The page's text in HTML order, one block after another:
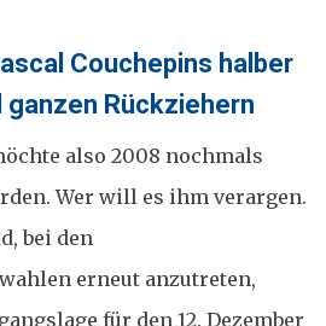
Couchepins halber
Rückziehern
also 2008 nochmals
Wer will es ihm verargen.
bei den
erneut anzutreten,
für den 12. Dezember